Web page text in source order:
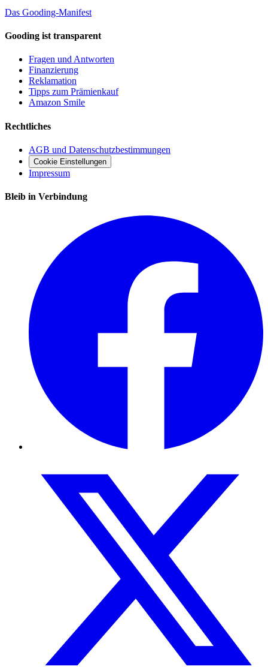
Das Gooding-Manifest
Gooding ist transparent
Fragen und Antworten
Finanzierung
Reklamation
Tipps zum Prämienkauf
Amazon Smile
Rechtliches
AGB und Datenschutzbestimmungen
Cookie Einstellungen
Impressum
Bleib in Verbindung